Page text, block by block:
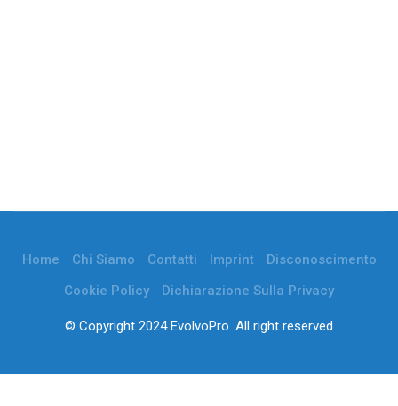
Home Chi Siamo Contatti Imprint
Disconoscimento
Cookie Policy
Dichiarazione Sulla Privacy
© Copyright 2024 EvolvoPro. All right reserved